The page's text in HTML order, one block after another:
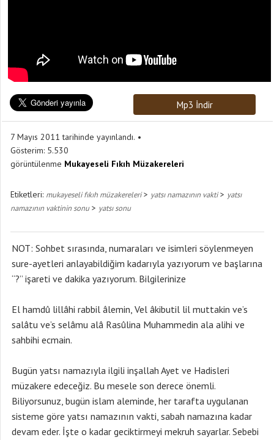
Mp3 İndir
7 Mayıs 2011 tarihinde yayınlandı.
Gösterim: 5.530
görüntülenme Mukayeseli Fıkıh Müzakereleri
Etiketleri: mukayeseli fıkıh müzakereleri> yatsı namazının vakti> yatsı
namazının vaktinin sonu> yatsı sonu
NOT: Sohbet sırasında, numaraları ve isimleri söylenmeyen
sure-ayetleri anlayabildiğim kadarıyla yazıyorum ve başlarına
“?” işareti ve dakika yazıyorum. Bilgilerinize
El hamdû lillâhi rabbil âlemin, Vel âkibutil lil muttakin ve’s
salâtu ve’s selâmu alâ Rasûlina Muhammedin ala alihi ve
sahbihi ecmain.
Bugün yatsı namazıyla ilgili inşallah Ayet ve Hadisleri
müzakere edeceğiz. Bu mesele son derece önemli.
Biliyorsunuz, bugün islam aleminde, her tarafta uygulanan
sisteme göre yatsı namazının vakti, sabah namazına kadar
devam eder. İşte o kadar geciktirmeyi mekruh sayarlar. Sebebi